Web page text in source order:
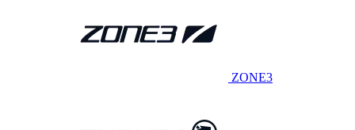
ZONE3